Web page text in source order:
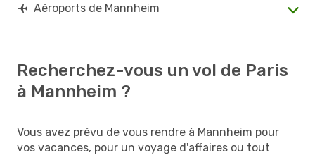
Aéroports de Mannheim
Recherchez-vous un vol de Paris
à Mannheim ?
Vous avez prévu de vous rendre à Mannheim pour
vos vacances, pour un voyage d'affaires ou tout